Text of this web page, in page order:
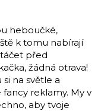
heboučké,
k tomu nabírají
před
žádná otrava!
na světle a
fancy reklamy. My v
aby tvoje